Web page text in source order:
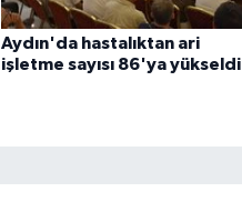
Aydın'da hastalıktan ari
işletme sayısı 86'ya yükseldi